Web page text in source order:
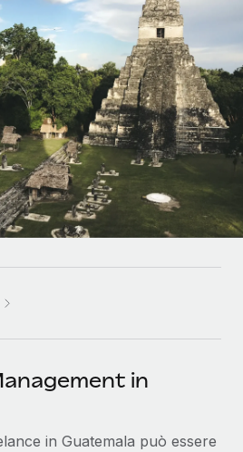
la gestione HR e la
in
in Guatemala può essere